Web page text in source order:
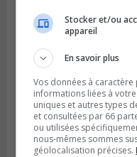
Stocker et/ou
appareil
En savoir plus
Vos données à
informations liées à
uniques et autres types
et consultées par 66
ou utilisées
nous-mêmes sommes
géolocalisation précises.